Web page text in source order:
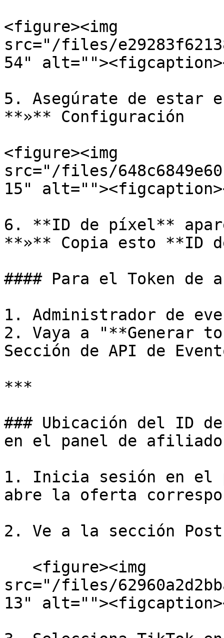
<figure><img
src="/files/
54"
5. Asegúrate de estar
**»** Configuración
<figure><img
src="/files/
15"
6. **ID de píxel**
**»** Copia esto **ID
#### Para el Token de
1. Administrador de
2. Vaya a "**Generar
Sección de API de
***
### Ubicación del ID
en el panel de
1. Inicia sesión en el
abre la oferta
2. Ve a la sección
src="/files/
13"